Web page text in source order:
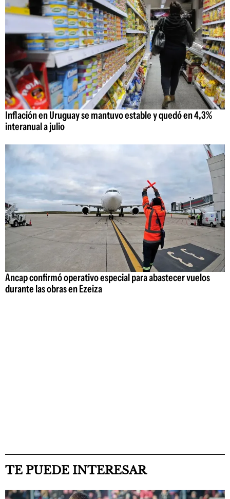
Inflación en Uruguay se mantuvo estable y quedó en 4,3%
interanual a julio
Ancap confirmó operativo especial para abastecer vuelos
durante las obras en Ezeiza
TE PUEDE INTERESAR